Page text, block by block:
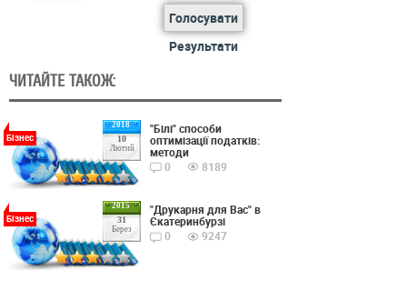
Голосувати
Результати
ЧИТАЙТЕ ТАКОЖ:
2018
10
Лютий
Бізнес
"Білі" способи
оптимізації податків:
методи
0
8189
2015
31
Берез
Бізнес
"Друкарня для Вас" в
Єкатеринбурзі
0
9247